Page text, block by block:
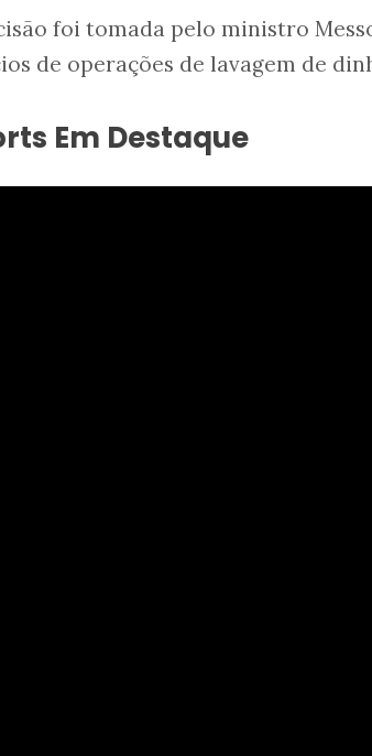
foi tomada pelo ministro
de operações de lavagem de
Em Destaque